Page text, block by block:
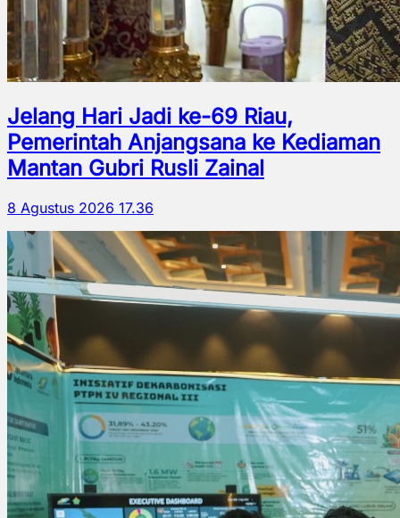
Jelang Hari Jadi ke-69 Riau,
Pemerintah Anjangsana ke Kediaman
Mantan Gubri Rusli Zainal
8 Agustus 2026 17.36